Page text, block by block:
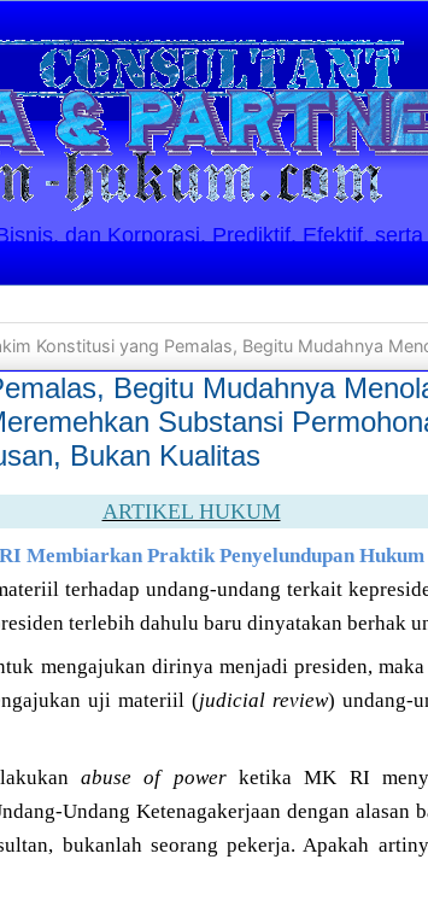
dan Korporasi. Prediktif, Efektif,
Konstitusi yang Pemalas, Begitu Mudahnya Menolak ataupun Mengabulkan, dengan Meremehkan Substansi
Begitu Mudahnya
Substansi
Bukan Kualitas
ARTIKEL HUKUM
Membiarkan Praktik Penyelundupan
terhadap undang-undang terkait
terlebih dahulu baru dinyatakan berhak
mengajukan dirinya menjadi presiden,
uji materiil (judicial review) undang-
abuse of powerketika MK RI
Undang Ketenagakerjaan dengan alasan
bukanlah seorang pekerja. Apakah